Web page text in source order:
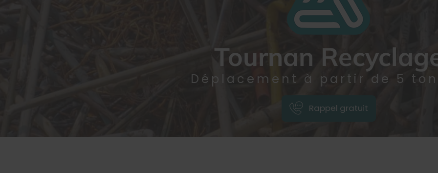
Tournan
Déplacement à partir de 5
Rappel gratuit